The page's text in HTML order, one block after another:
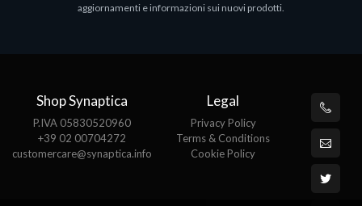
aggiornamenti e informazioni sui nuovi prodotti.
Shop Synaptica
P.IVA 05830520960
+39 02 00704272
customercare@synaptica.info
Legal
Privacy Policy
Terms & Conditions
Cookie Policy